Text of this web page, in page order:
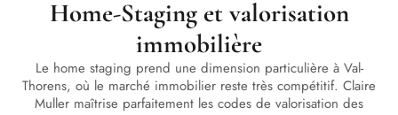
Home-Staging et valorisation
immobilière
Le home staging prend une dimension particulière à Val-
Thorens, où le marché immobilier reste très compétitif. Claire
Muller maîtrise parfaitement les codes de valorisation des